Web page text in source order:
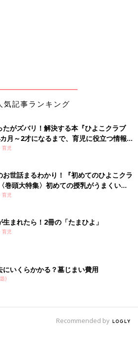
気記事ランキング
たがズバリ！解決する本『ひよこクラブ
月～2才になるまで、育児に役立つ情報が
育児
お世話まるわかり！『初めてのひよこクラ
巻頭大特集〉初めての授乳がうまくい
い・ミルクの基本と夏のトラブル 解決テ
育児
まれたら！2冊の「たまひよ」
育児
にいくらかかる？墓じまい費用
)
Recommended by